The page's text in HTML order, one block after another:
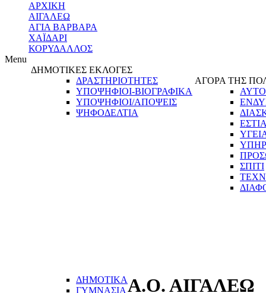
ΑΡΧΙΚΗ
ΑΙΓΑΛΕΩ
ΑΓΙΑ ΒΑΡΒΑΡΑ
ΧΑΪΔΑΡΙ
ΚΟΡΥΔΑΛΛΟΣ
Menu
ΔΗΜΟΤΙΚΕΣ ΕΚΛΟΓΕΣ
ΔΡΑΣΤΗΡΙΟΤΗΤΕΣ
ΥΠΟΨΗΦΙΟΙ-ΒΙΟΓΡΑΦΙΚΑ
ΥΠΟΨΗΦΙΟΙ/ΑΠΟΨΕΙΣ
ΨΗΦΟΔΕΛΤΙΑ
ΑΓΟΡΑ ΤΗΣ
ΣΠΙΤΙ
ΔΗΜΟΤΙΚΑ
ΓΥΜΝΑΣΙΑ Α.Ο. ΑΙΓΑΛΕΩ